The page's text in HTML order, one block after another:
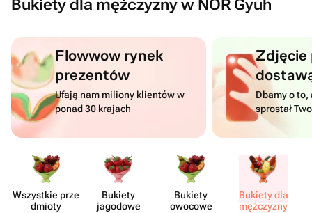
Bukiety dla mężczyzny w NOR Gyuh
Flowwow rynek
prezentów
Ufają nam miliony klientów w
ponad 30 krajach
Dbamy o to,
sprostał
Wszystkie prze​
dmioty
Bukiety
jagodowe
Bukiety
owocowe
Bukiety dla
mężczyzny